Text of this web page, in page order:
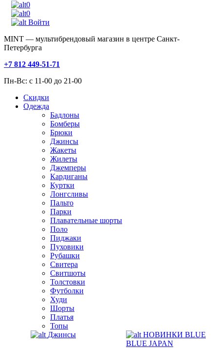
0
0
Войти
MINT — мультибрендовый магазин в центре Санкт-
Петербурга
+7 812 449-51-71
Пн-Вс: с 11-00 до 21-00
Скидки
Одежда
Бадлоны
Бомберы
Брюки
Джинсы
Жакеты
Жилеты
Джемперы
Кардиганы
Куртки
Лонгсливы
Пальто
Парки
Плавательные шорты
Поло
Пиджаки
Пуховики
Рубашки
Свитера
Свитшоты
Толстовки
Футболки
Худи
Шорты
Платья
Топы
Джинсы
НОВИНКИ BLUE
BLUE JAPAN